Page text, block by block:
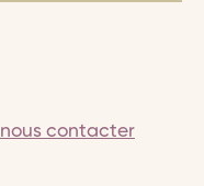
nous contacter